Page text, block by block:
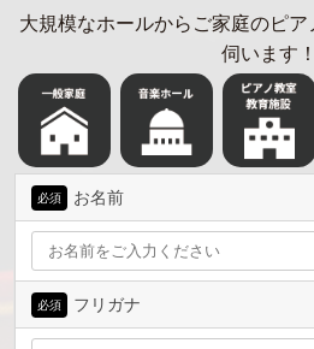
大規模なホールからご家庭のピ
伺います！
必須 お名前
必須 フリガナ